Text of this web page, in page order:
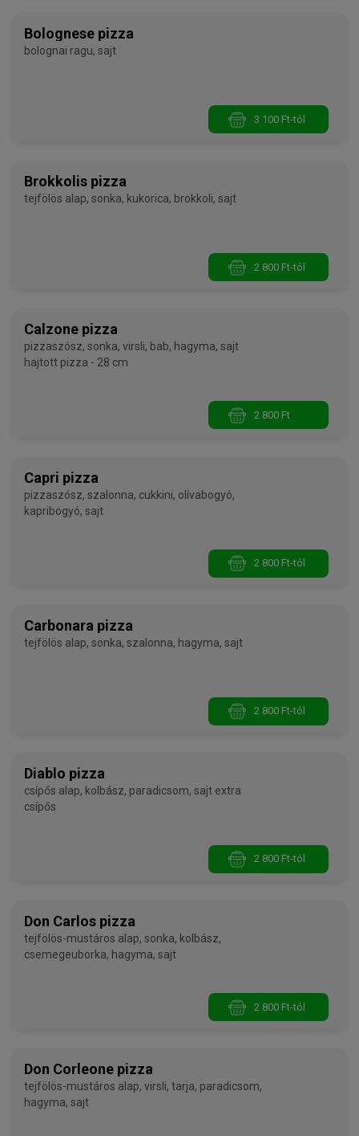
Bolognese pizza
bolognai ragu, sajt
3 100 Ft-tól
Brokkolis pizza
tejfölös alap, sonka, kukorica, brokkoli, sajt
2 800 Ft-tól
Calzone pizza
pizzaszósz, sonka, virsli, bab, hagyma, sajt
hajtott pizza - 28 cm
2 800 Ft
Capri pizza
pizzaszósz, szalonna, cukkini, olívabogyó,
kapribogyó, sajt
2 800 Ft-tól
Carbonara pizza
tejfölös alap, sonka, szalonna, hagyma, sajt
2 800 Ft-tól
Diablo pizza
csípős alap, kolbász, paradicsom, sajt extra
csípős
2 800 Ft-tól
Don Carlos pizza
tejfölös-mustáros alap, sonka, kolbász,
csemegeuborka, hagyma, sajt
2 800 Ft-tól
Don Corleone pizza
tejfölös-mustáros alap, virsli, tarja, paradicsom,
hagyma, sajt